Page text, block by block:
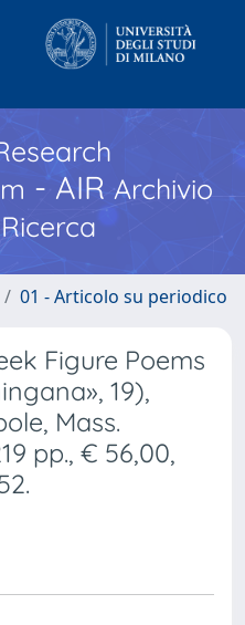
- AIR Archivio
01 - Articolo su periodico
Figure Poems
19),
Mass.
pp., € 56,00,